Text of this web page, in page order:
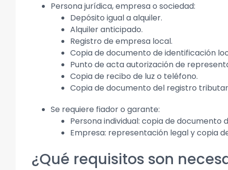
Persona jurídica, empresa o sociedad:
Depósito igual a alquiler.
Alquiler anticipado.
Registro de empresa local.
Copia de documento de identificación
Punto de acta autorización de
Copia de recibo de luz o teléfono.
Copia de documento del registro
Se requiere fiador o garante:
Persona individual: copia de documento
Empresa: representación legal y copia
¿Qué requisitos son